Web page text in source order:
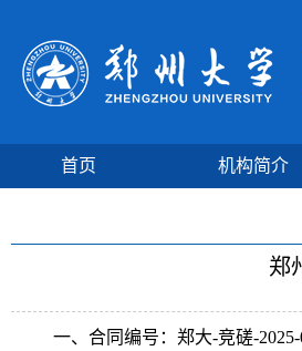
首页 机构简介
郑
一、合同编号：郑大-竞磋-2025-